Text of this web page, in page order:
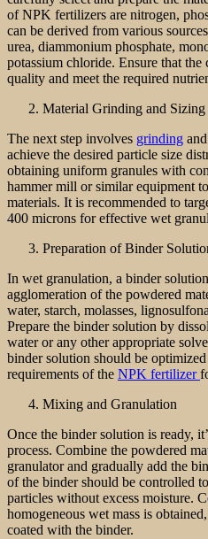
of NPK fertilizers are nitrogen,
can be derived from various
urea, diammonium phosphate,
potassium chloride. Ensure that the
quality and meet the required
Material Grinding and Sizing
The next step involves grinding
achieve the desired particle size
obtaining uniform granules with
hammer mill or similar equipment
materials. It is recommended to
400 microns for effective wet
Preparation of Binder
In wet granulation, a binder
agglomeration of the powdered
water, starch, molasses,
Prepare the binder solution by
water or any other appropriate
binder solution should be
requirements of the NPK fertilizer
Mixing and Granulation
Once the binder solution is ready,
process. Combine the powdered
granulator and gradually add the
of the binder should be controlled
particles without excess moisture.
homogeneous wet mass is
coated with the binder.